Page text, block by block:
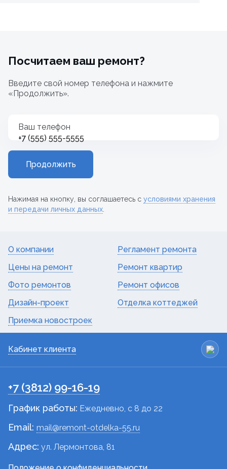
Посчитаем ваш ремонт?
Введите свой номер телефона и нажмите
«Продолжить».
Ваш телефон
+7
Продолжить
Нажимая на кнопку, вы соглашаетесь с условиями хранения
и передачи личных данных
О компании
Цены на ремонт
Фото ремонтов
Дизайн-проект
Приемка новостроек
Регламент ремонта
Ремонт квартир
Ремонт офисов
Отделка коттеджей
Кабинет клиента
+7 (3812) 99-16-19
График работы: Ежедневно, c 8 до 22
Email: mail@remont-otdelka-55.ru
Адрес: ул. Лермонтова, 81